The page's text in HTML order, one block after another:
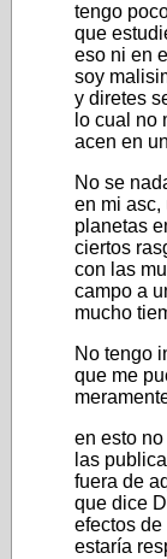
tengo
que
eso ni en
soy
y diretes
lo cual no
acen en
No se
en mi asc,
planetas
ciertos
con las
campo a
mucho
No tengo
que me
en esto
las
fuera de
que dice
efectos
estaría